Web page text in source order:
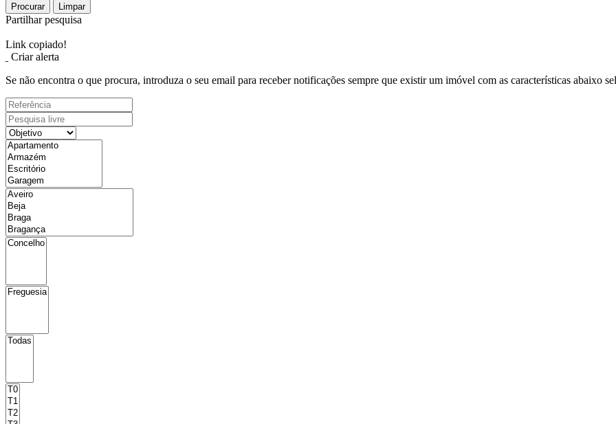
Procurar Limpar
Partilhar pesquisa
Link copiado!
Criar alerta
Se não encontra o que procura, introduza o seu email para receber notificações sempre que existir um imóvel com as características abaixo